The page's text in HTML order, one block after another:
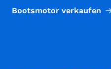
Bootsmotor verkaufen